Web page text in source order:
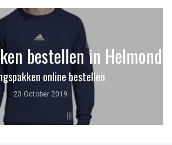
bestellen in Helmond
online bestellen
23 October 2019